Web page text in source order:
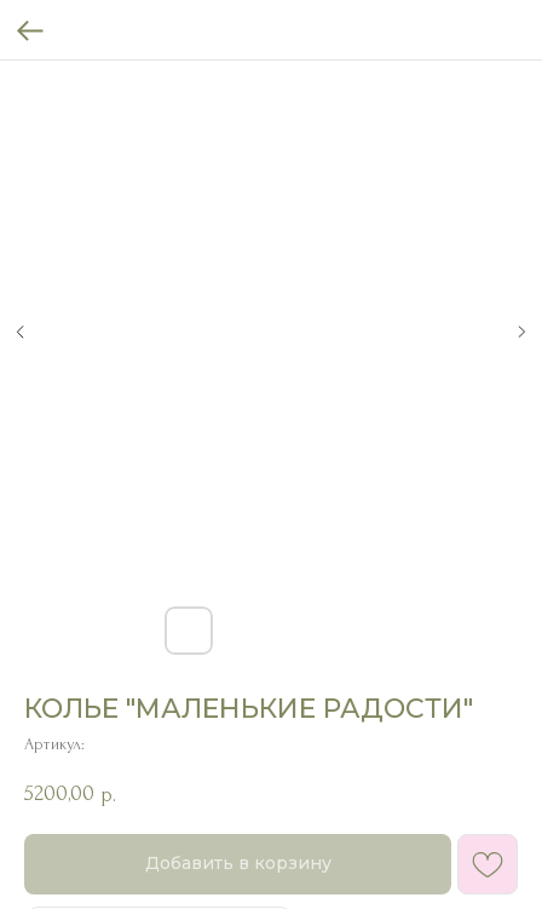
КОЛЬЕ "МАЛЕНЬКИЕ РАДОСТИ"
Артикул:
5200,00 р.
Добавить в корзину